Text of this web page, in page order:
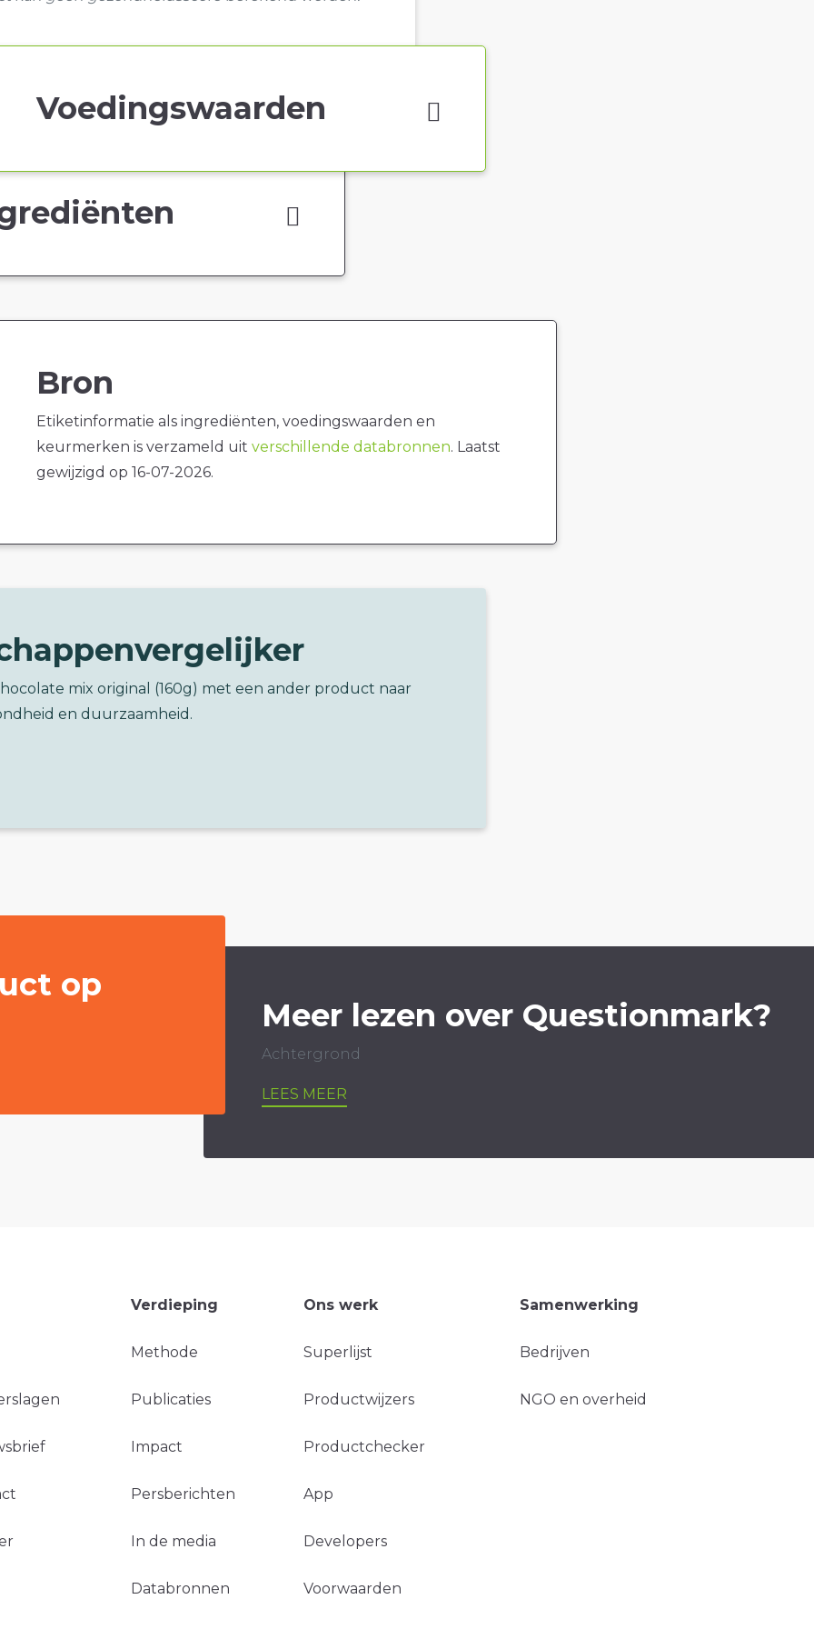
Voedingswaarden
Bron
Etiketinformatie als ingrediënten, voedingswaarden en
keurmerken is verzameld uit verschillende databronnen. Laatst
gewijzigd op 16-07-2026.
mix original (160g) met een ander product naar
en duurzaamheid.
op
Meer lezen over Questionmark?
Achtergrond
LEES MEER
Verdieping
Methode
Publicaties
Impact
Persberichten
In de media
Databronnen
Ons werk
Superlijst
Productwijzers
Productchecker
App
Developers
Voorwaarden
Samenwerking
Bedrijven
NGO en overheid